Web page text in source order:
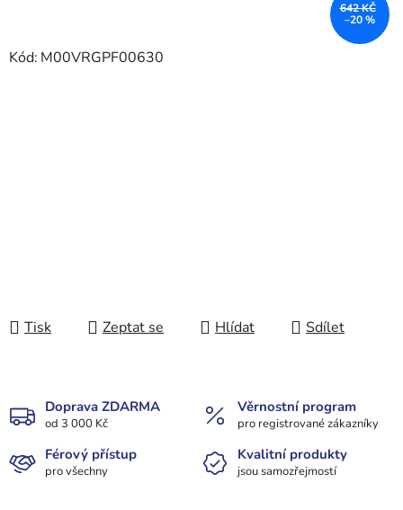
Kód: M00VRGPF00630
Tisk Zeptat se Hlídat Sdílet
642 KČ
–20 %
Doprava ZDARMA
od 3 000 Kč
Věrnostní program
pro registrované zákazníky
Férový přístup
pro všechny
Kvalitní produkty
jsou samozřejmostí